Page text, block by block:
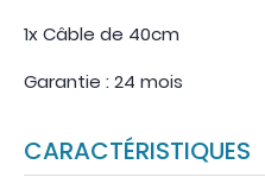
1x Câble de 40cm
Garantie : 24 mois
CARACTÉRISTIQUES